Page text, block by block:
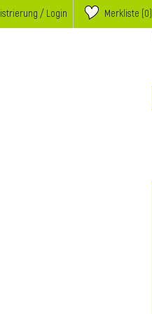
/ Login Merkliste (0)